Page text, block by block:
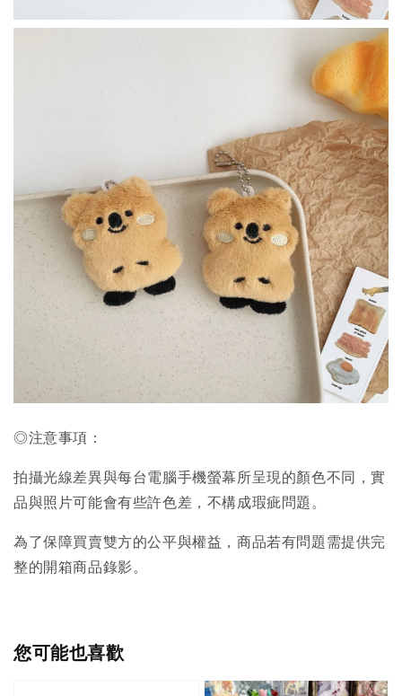
◎注意事項：
拍攝光線差異與每台電腦手機螢幕所呈現的顏色不同，實
品與照片可能會有些許色差，不構成瑕疵問題。
為了保障買賣雙方的公平與權益，商品若有問題需提供完
整的開箱商品錄影。
您可能也喜歡